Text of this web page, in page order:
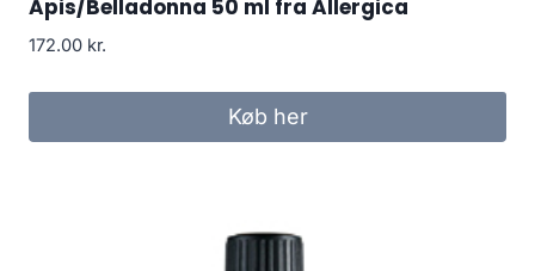
Apis/Belladonna 50 ml fra Allergica
172.00 kr.
Køb her